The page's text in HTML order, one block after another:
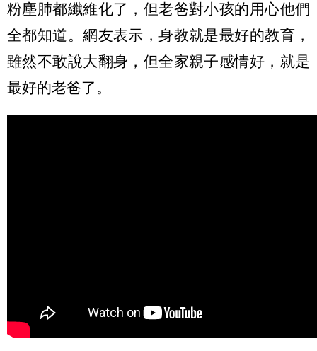
粉塵肺都纖維化了，但老爸對小孩的用心他們
全都知道。網友表示，身教就是最好的教育，
雖然不敢說大翻身，但全家親子感情好，就是
最好的老爸了。